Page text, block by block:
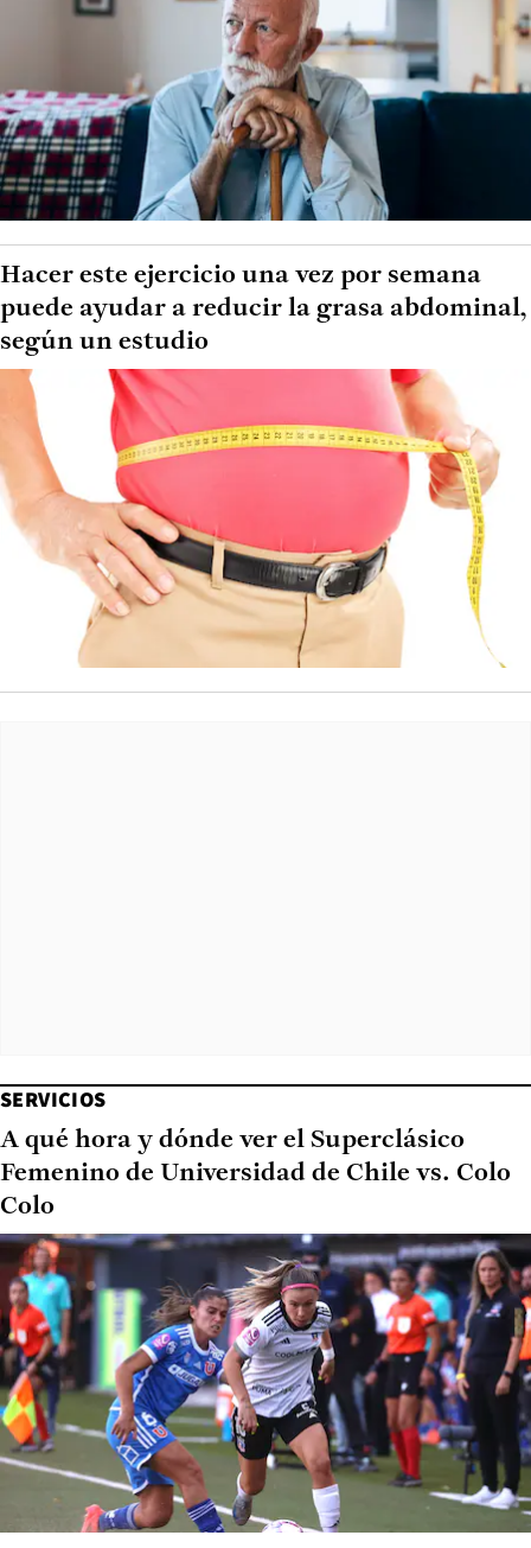
Hacer este ejercicio una vez por semana
puede ayudar a reducir la grasa abdominal,
según un estudio
SERVICIOS
A qué hora y dónde ver el Superclásico
Femenino de Universidad de Chile vs. Colo
Colo